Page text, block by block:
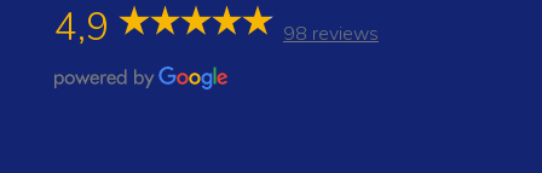
4,9 98 reviews